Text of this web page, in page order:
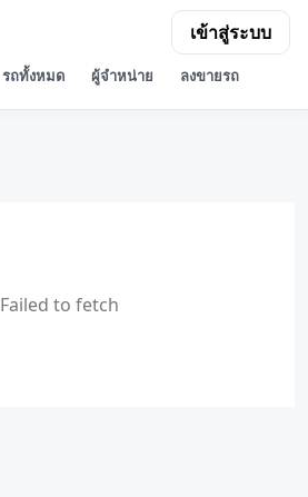
รถทั้งหมด ผู้จำหน่าย ลงขายรถ
เข้าสู่ระบบ
Failed to fetch